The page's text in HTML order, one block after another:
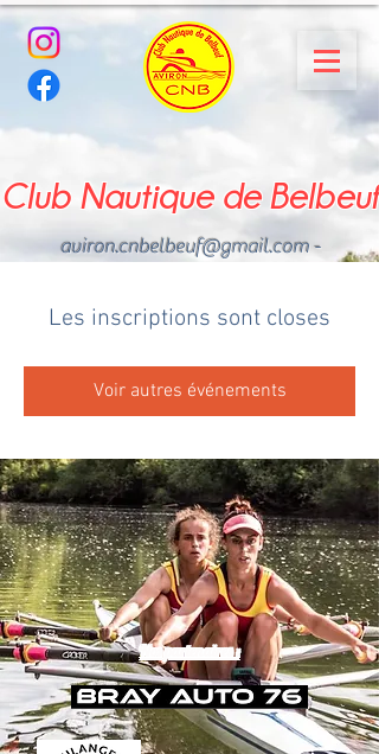
Club Nautique de Belbeuf
aviron.cnbelbeuf@gmail.com-
Les inscriptions sont closes
Voir autres événements
Nos partenaires :